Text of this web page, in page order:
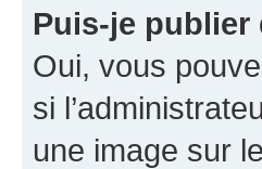
Puis-je publier
Oui, vous
si
une image sur